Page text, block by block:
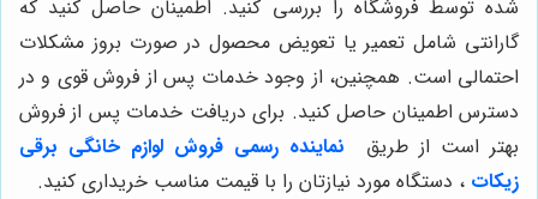
شده توسط فروشگاه را بررسی کنید. اطمینان حاصل کنید که
گارانتی شامل تعمیر یا تعویض محصول در صورت بروز مشکلات
احتمالی است. همچنین، از وجود خدمات پس از فروش قوی و در
دسترس اطمینان حاصل کنید. برای دریافت خدمات پس از فروش
بهتر است از طریق
نماینده رسمی فروش لوازم خانگی برقی
زیکات ، دستگاه مورد نیازتان را با قیمت مناسب خریداری کنید.